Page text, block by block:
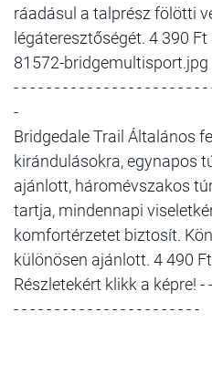
ráadásul a talprész fölötti
légáteresztőségét. 4 390 Ft
81572-bridgemultisport.jpg
- - - - - - - - - - - - - - - - - - - - - - -
-
Bridgedale Trail Általános
kirándulásokra, egynapos
ajánlott, háromévszakos
tartja, mindennapi
komfortérzetet biztosít.
különösen ajánlott. 4 490 Ft
Részletekért klikk a képre! - -
- - - - - - - - - - - - - - - - - - - - - - -